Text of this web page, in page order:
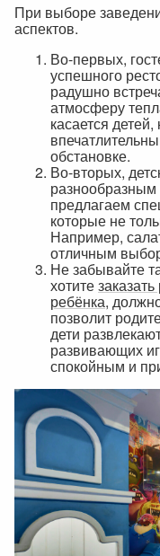
При выборе
аспектов.
Во-первых,
успешного
радушно
атмосферу
касается
обстановке.
Во-вторых,
предлагаем
которые не
Например,
отличным
Не забывайте
хотите
ребёнка,
позволит
дети
развивающих
спокойным и